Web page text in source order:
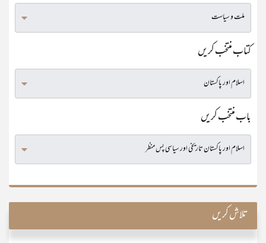
کتاب منتخب کریں
باب منتخب کریں
تلاش کریں